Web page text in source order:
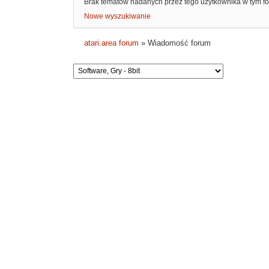
Nowe wyszukiwanie
atari.area forum »Wiadomość forum